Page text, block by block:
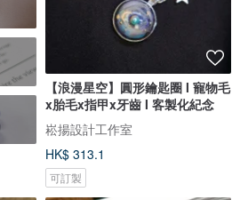
【浪漫星空】圓形鑰匙圈 I 寵物毛
x胎毛x指甲x牙齒 I 客製化紀念
崧揚設計工作室
HK$ 313.1
可訂製